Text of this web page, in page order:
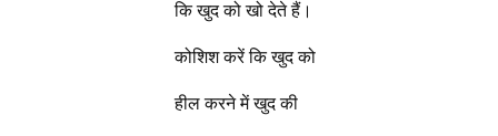
कि खुद को खो देते हैं।
कोशिश करें कि खुद को
हील करने में खुद की